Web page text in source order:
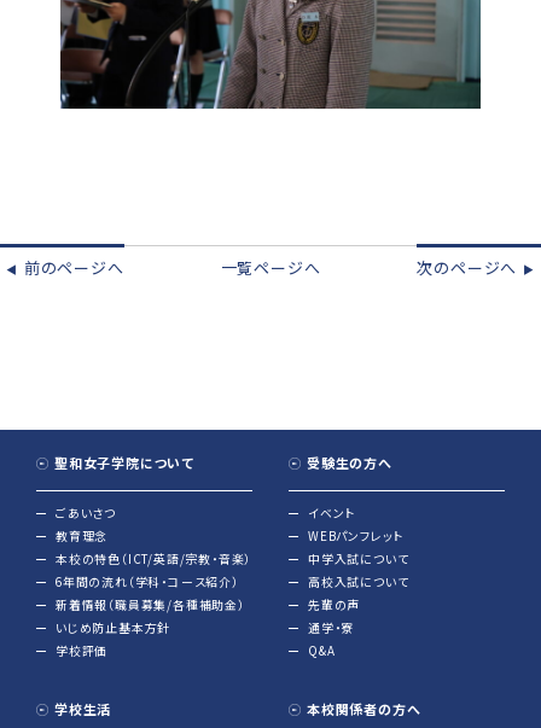
◀︎ 前のページへ 一覧ページへ 次のページへ ▶︎
聖和女子学院について
ごあいさつ
教育理念
本校の特色（ICT/英語/宗教・音楽）
6年間の流れ（学科・コース紹介）
新着情報（職員募集/各種補助金）
いじめ防止基本方針
学校評価
学校生活
受験生の方へ
イベント
WEBパンフレット
中学入試について
高校入試について
先輩の声
通学・寮
Q&A
本校関係者の方へ